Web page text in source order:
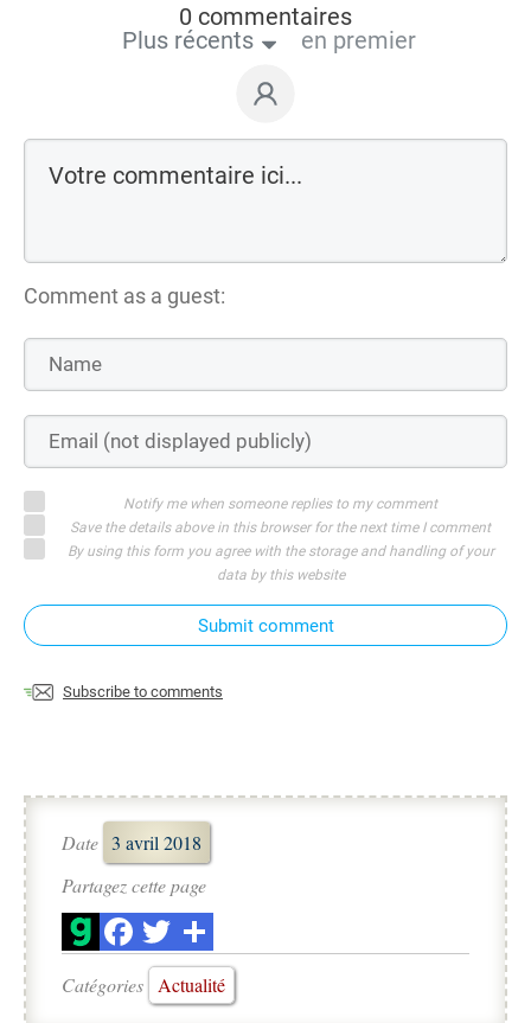
0 commentaires
Plus récents
en premier
Comment as a guest:
Notify me when someone replies to my comment
Save the details above in this browser for the next time I comment
By using this form you agree with the storage and handling of your
data by this website
Submit comment
Subscribe to comments
Date 3 avril 2018
Partagez cette page
Catégories Actualité